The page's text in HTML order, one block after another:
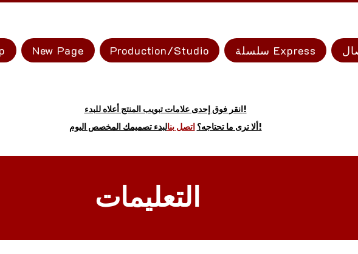
New Page Production/Studio سلسلة Express
انقر فوق إحدى علامات تبويب المنتج أعلاه للبدء!
ألا ترى ما تحتاجه؟ اتصل بنا لبدء تصميمك المخصص اليوم!
التعليمات